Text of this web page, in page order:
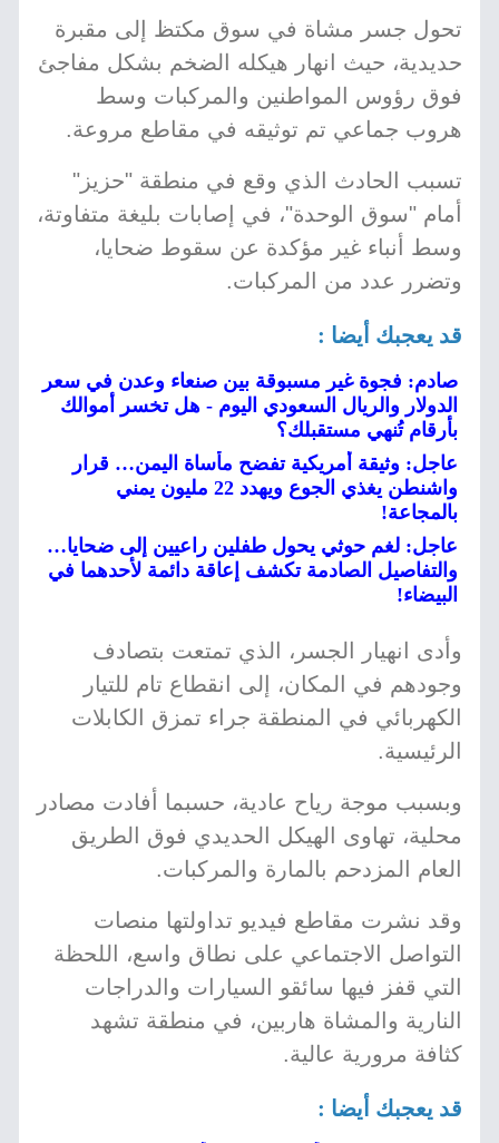
تحول جسر مشاة في سوق مكتظ إلى مقبرة
حديدية، حيث انهار هيكله الضخم بشكل مفاجئ
فوق رؤوس المواطنين والمركبات وسط
هروب جماعي تم توثيقه في مقاطع مروعة.
تسبب الحادث الذي وقع في منطقة "حزيز"
أمام "سوق الوحدة"، في إصابات بليغة متفاوتة،
وسط أنباء غير مؤكدة عن سقوط ضحايا،
وتضرر عدد من المركبات.
قد يعجبك أيضا :
صادم: فجوة غير مسبوقة بين صنعاء وعدن في سعر
الدولار والريال السعودي اليوم - هل تخسر أموالك
بأرقام تُنهي مستقبلك؟
عاجل: وثيقة أمريكية تفضح مأساة اليمن… قرار
واشنطن يغذي الجوع ويهدد 22 مليون يمني
بالمجاعة!
عاجل: لغم حوثي يحول طفلين راعيين إلى ضحايا…
والتفاصيل الصادمة تكشف إعاقة دائمة لأحدهما في
البيضاء!
وأدى انهيار الجسر، الذي تمتعت بتصادف
وجودهم في المكان، إلى انقطاع تام للتيار
الكهربائي في المنطقة جراء تمزق الكابلات
الرئيسية.
وبسبب موجة رياح عادية، حسبما أفادت مصادر
محلية، تهاوى الهيكل الحديدي فوق الطريق
العام المزدحم بالمارة والمركبات.
وقد نشرت مقاطع فيديو تداولتها منصات
التواصل الاجتماعي على نطاق واسع، اللحظة
التي قفز فيها سائقو السيارات والدراجات
النارية والمشاة هاربين، في منطقة تشهد
كثافة مرورية عالية.
قد يعجبك أيضا :